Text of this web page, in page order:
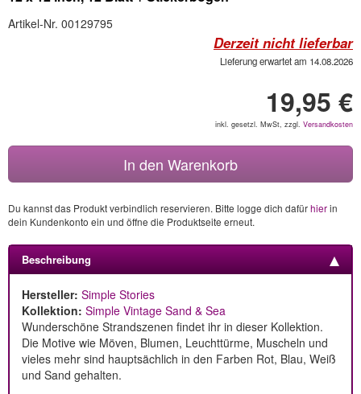
Artikel-Nr. 00129795
Derzeit nicht lieferbar
Lieferung erwartet am 14.08.2026
19,95 €
inkl. gesetzl. MwSt, zzgl. Versandkosten
In den Warenkorb
Du kannst das Produkt verbindlich reservieren. Bitte logge dich dafürhierin
dein Kundenkonto ein und öffne die Produktseite erneut.
Beschreibung
Hersteller: Simple Stories
Kollektion: Simple Vintage Sand & Sea
Wunderschöne Strandszenen findet ihr in dieser Kollektion.
Die Motive wie Möven, Blumen, Leuchttürme, Muscheln und
vieles mehr sind hauptsächlich in den Farben Rot, Blau, Weiß
und Sand gehalten.